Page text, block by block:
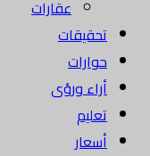
عقارات
تحقيقات
حوارات
أراء ورؤى
تعليم
أسعار